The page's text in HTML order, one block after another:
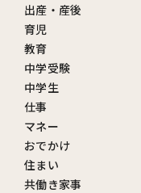
出産・産後
育児
教育
中学受験
中学生
仕事
マネー
おでかけ
住まい
共働き家事